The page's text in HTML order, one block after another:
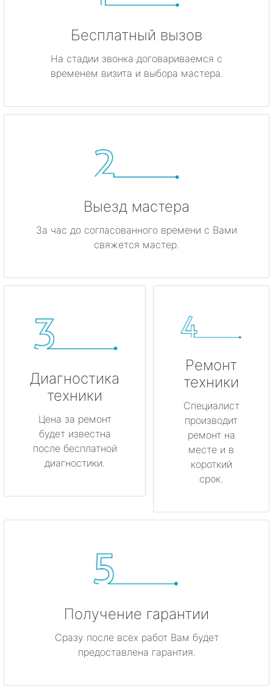
Бесплатный вызов
На стадии звонка договариваемся с
временем визита и выбора мастера.
Выезд мастера
За час до согласованного времени с Вами
свяжется мастер.
Диагностика
техники
Цена за ремонт
будет известна
после бесплатной
диагностики.
Ремонт
техники
Специалист
производит
ремонт на
месте и в
короткий
срок.
Получение гарантии
Сразу после всех работ Вам будет
предоставлена гарантия.